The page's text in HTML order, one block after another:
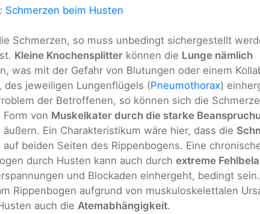
Schmerzen beim Husten
Schmerzen, so muss unbedingt sichergestellt
Kleine Knochensplitter können die Lunge nämlich
was mit der Gefahr von Blutungen oder einem
des jeweiligen Lungenflügels (Pneumothorax)
der Betroffenen, so können sich die
Form von Muskelkater durch die starke
Ein Charakteristikum wäre hier, dass die
beiden Seiten des Rippenbogens. Eine
durch Husten kann auch durch extreme
und Blockaden einhergeht, bedingt sein.
Rippenbogen aufgrund von muskuloskelettalen
auch die Atemabhängigkeit.